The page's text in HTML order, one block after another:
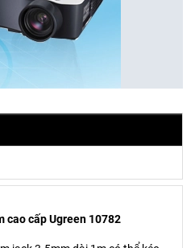
cao cấp Ugreen 10782